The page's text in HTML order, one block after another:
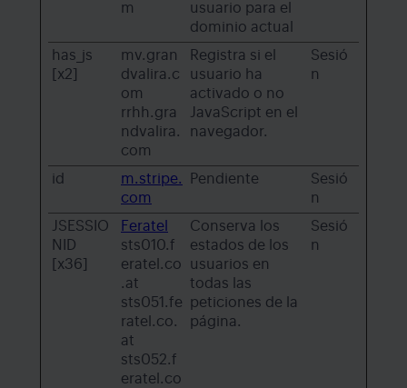
m
usuario para el
dominio actual
has_js
[x2]
mv.gran
dvalira.c
om
rrhh.gra
ndvalira.
com
Registra si el
usuario ha
activado o no
JavaScript en el
navegador.
Sesió
n
id
m.stripe.
com
Pendiente
Sesió
n
JSESSIO
NID
[x36]
Feratel
sts010.f
eratel.co
.at
sts051.fe
ratel.co.
at
sts052.f
eratel.co
Conserva los
estados de los
usuarios en
todas las
peticiones de la
página.
Sesió
n